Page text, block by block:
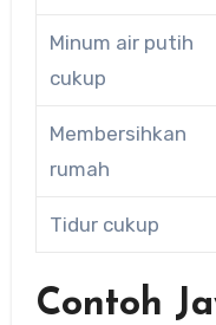
Minum air putih
cukup
Membersihkan
rumah
Tidur cukup
Contoh